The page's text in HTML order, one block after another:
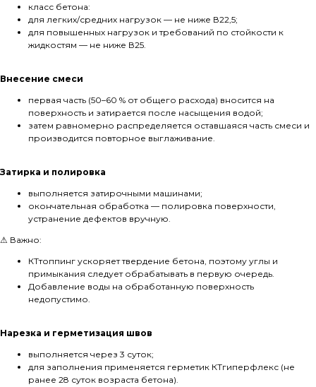
класс бетона:
для легких/средних нагрузок — не ниже В22,5;
для повышенных нагрузок и требований по стойкости к
жидкостям — не ниже В25.
Внесение смеси
первая часть (50–60 % от общего расхода) вносится на
поверхность и затирается после насыщения водой;
затем равномерно распределяется оставшаяся часть смеси и
производится повторное выглаживание.
Затирка и полировка
выполняется затирочными машинами;
окончательная обработка — полировка поверхности,
устранение дефектов вручную.
⚠ Важно:
КТтоппинг ускоряет твердение бетона, поэтому углы и
примыкания следует обрабатывать в первую очередь.
Добавление воды на обработанную поверхность
недопустимо.
Нарезка и герметизация швов
выполняется через 3 суток;
для заполнения применяется герметик КТгиперфлекс (не
ранее 28 суток возраста бетона).